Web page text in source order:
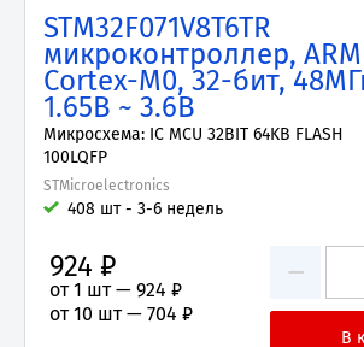
STM32F071V8T6TR
микроконтроллер, ARM
Cortex-M0, 32-бит,
1.65В ~ 3.6В
Микросхема: IC MCU 32BIT 64KB FLASH
100LQFP
STMicroelectronics
408 шт - 3-6 недель
−
924 ₽
от 1 шт — 924 ₽
от 10 шт — 704 ₽